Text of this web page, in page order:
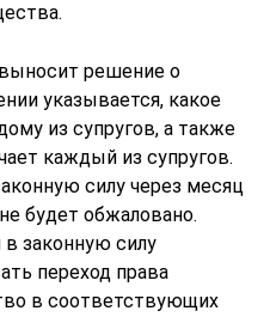
решение о
указывается, какое
из супругов, а также
каждый из супругов.
силу через месяц
будет обжаловано.
законную силу
переход права
в соответствующих